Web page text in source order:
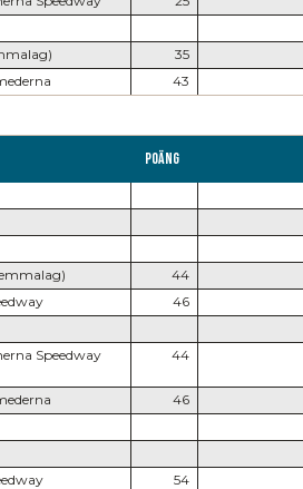
35
43
Poäng
44
46
Speedway
44
46
54